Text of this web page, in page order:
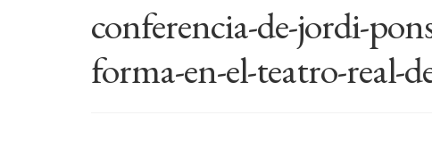
conferencia-de-jordi-
forma-en-el-teatro-real-